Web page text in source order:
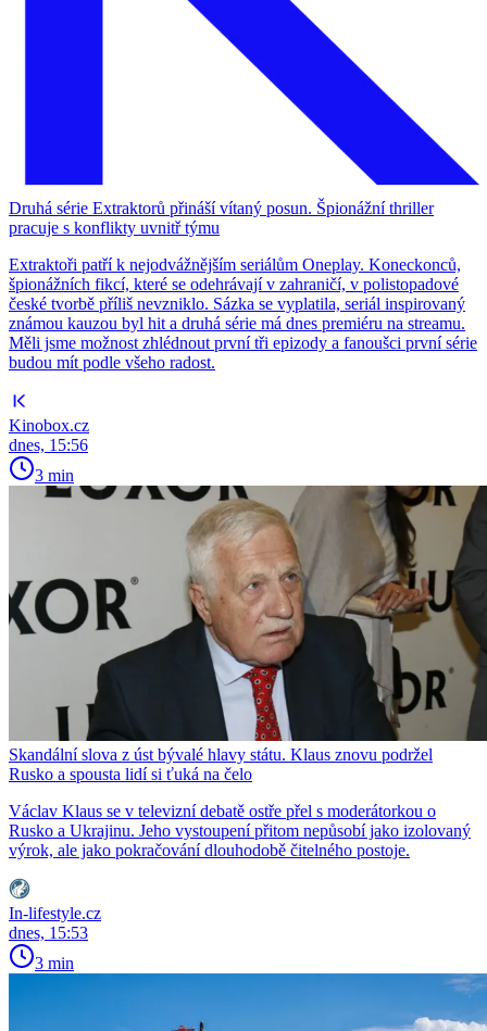
Druhá série Extraktorů přináší vítaný posun. Špionážní thriller
pracuje s konflikty uvnitř týmu
Extraktoři patří k nejodvážnějším seriálům Oneplay. Koneckonců,
špionážních fikcí, které se odehrávají v zahraničí, v polistopadové
české tvorbě příliš nevzniklo. Sázka se vyplatila, seriál inspirovaný
známou kauzou byl hit a druhá série má dnes premiéru na streamu.
Měli jsme možnost zhlédnout první tři epizody a fanoušci první série
budou mít podle všeho radost.
Kinobox.cz
dnes, 15:56
3 min
Skandální slova z úst bývalé hlavy státu. Klaus znovu podržel
Rusko a spousta lidí si ťuká na čelo
Václav Klaus se v televizní debatě ostře přel s moderátorkou o
Rusko a Ukrajinu. Jeho vystoupení přitom nepůsobí jako izolovaný
výrok, ale jako pokračování dlouhodobě čitelného postoje.
In-lifestyle.cz
dnes, 15:53
3 min